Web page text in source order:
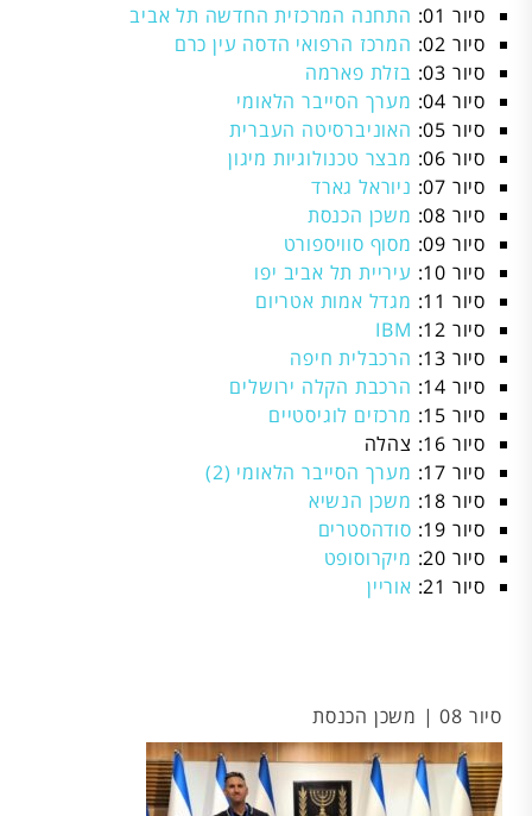
סיור 01:
התחנה המרכזית החדשה תל אביב
סיור 02:
המרכז הרפואי הדסה עין כרם
סיור 03:
בזלת פארמה
סיור 04:
מערך הסייבר הלאומי
סיור 05:
האוניברסיטה העברית
סיור 06:
מבצר טכנולוגיות מיגון
סיור 07:
ניוראל גארד
סיור 08:
משכן הכנסת
סיור 09:
מסוף סוויספורט
סיור 10:
עיריית תל אביב יפו
סיור 11:
מגדל אמות אטריום
סיור 12:
IBM
סיור 13:
הרכבלית חיפה
סיור 14:
הרכבת הקלה ירושלים
סיור 15:
מרכזים לוגיסטיים
סיור 16: צהלה
סיור 17:
מערך הסייבר הלאומי (2)
סיור 18:
משכן הנשיא
סיור 19:
סודהסטרים
סיור 20:
מיקרוסופט
סיור 21:
אוריין
סיור 08 | משכן הכנסת